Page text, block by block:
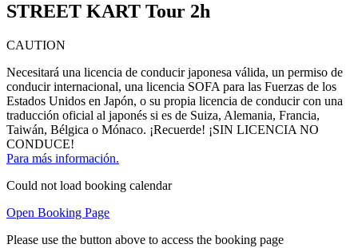
STREET KART Tour 2h
CAUTION
Necesitará una licencia de conducir japonesa válida, un permiso de
conducir internacional, una licencia SOFA para las Fuerzas de los
Estados Unidos en Japón, o su propia licencia de conducir con una
traducción oficial al japonés si es de Suiza, Alemania, Francia,
Taiwán, Bélgica o Mónaco. ¡Recuerde! ¡SIN LICENCIA NO
CONDUCE!
Para más información.
Could not load booking calendar
Open Booking Page
Please use the button above to access the booking page